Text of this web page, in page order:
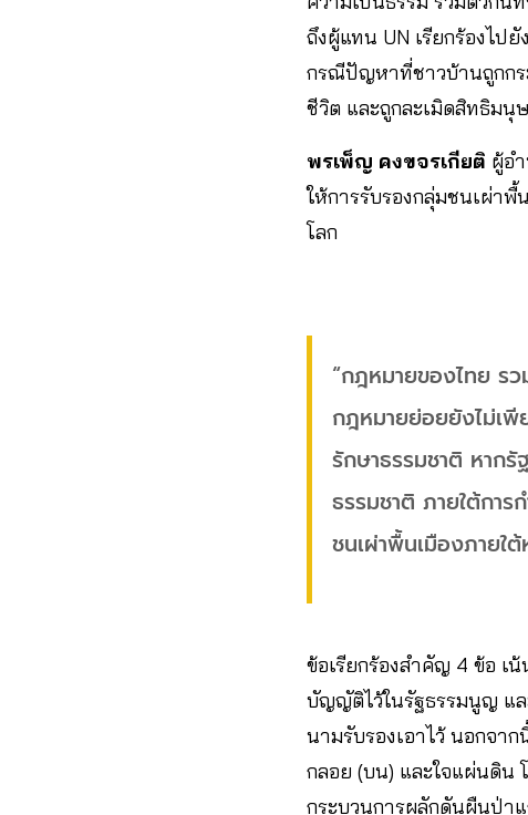
ถึงผู้แทน UN ​เรียกร้องไป
กรณีปัญหาที่ชาวบ้านถูกกร
ชีวิต และถูกละเมิดสิทธิม
พรเพ็ญ คงขจรเกียติ ผู้อ
ให้การรับรองกลุ่มชนเผ่าพื้
โลก
“กฎหมายของไทย ร
กฎหมายย่อยยังไม่เ
รักษาธรรมชาติ หาก
ธรรมชาติ ภายใต้กา
ชนเผ่าพื้นเมืองภายใ
ข้อเรียกร้องสำคัญ 4 ข้อ เ
บัญญัติไว้ในรัฐธรรมนูญ แล
นามรับรองเอาไว้ นอกจา
กลอย (บน) และใจแผ่นดิน
กระบวนการผลักดันผืนป่า